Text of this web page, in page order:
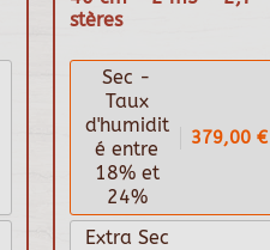
stères
Sec -
Taux
d'humidit
é entre
18% et
24%
379,00 €
Extra Sec